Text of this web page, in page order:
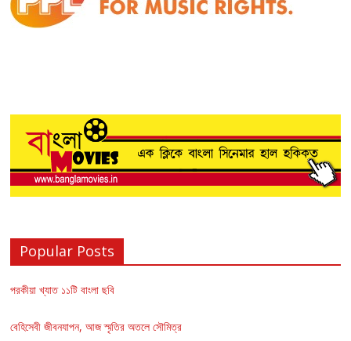
Popular Posts
পরকীয়া খ্যাত ১১টি বাংলা ছবি
বেহিসেবী জীবনযাপন, আজ স্মৃতির অতলে সৌমিত্র